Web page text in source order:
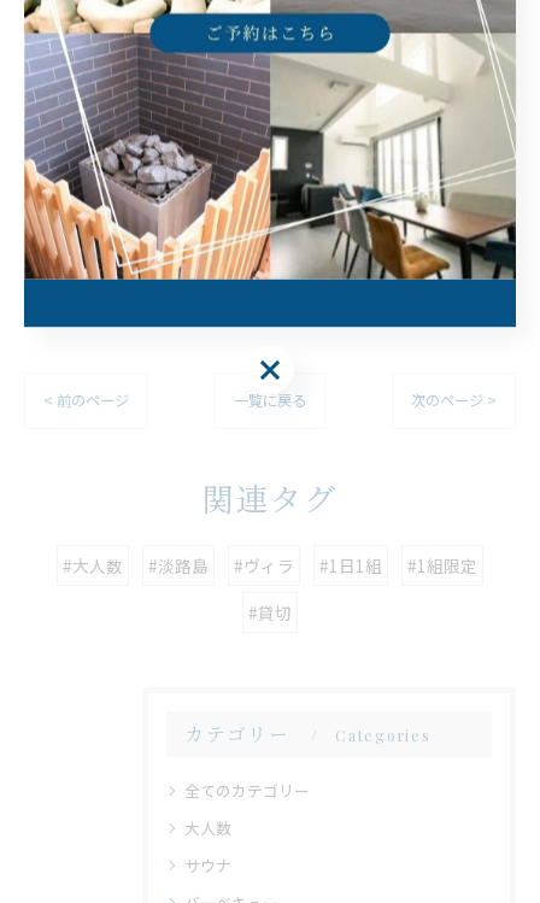
淡路島でバーベキューに対応
淡路島で落ち着きやすい一棟貸し
淡路島でプライベートのひととき
--------------------------------------------------------------------
--
< 前のページ 一覧に戻る 次のページ >
関連タグ
#大人数 #淡路島 #ヴィラ #1日1組
#1組限定
#貸切
カテゴリー Categories
全てのカテゴリー
大人数
サウナ